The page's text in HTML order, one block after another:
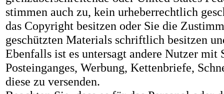
stimmen auch zu, kein urheberrechtlich
das Copyright besitzen oder Sie die
geschützten Materials schriftlich besitzen
Ebenfalls ist es untersagt andere Nutzer mit
Posteinganges, Werbung, Kettenbriefe,
diese zu versenden.